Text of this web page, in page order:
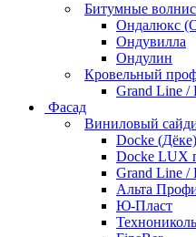
Битумные
Ондалюкс
Ондувилла
Ондулин
Кровельный
Grand Line /
Фасад
Виниловый
Docke (Дёке)
Docke LUX
Grand Line /
Альта
Ю-Пласт
Технониколь